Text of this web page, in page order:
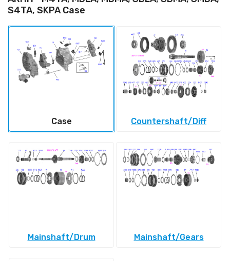
S4TA, SKPA Case
Case Countershaft/Diff
Mainshaft/Drum Mainshaft/Gears